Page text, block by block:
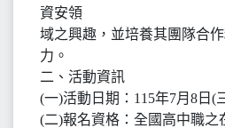
資安領
域之興趣，並培養其團隊合
力。
二、活動資訊
(一)活動日期：115年7月8日(
(二)報名資格：全國高中職之